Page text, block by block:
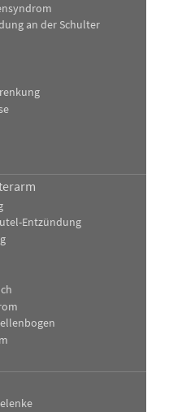
an der Schulter
Entzündung